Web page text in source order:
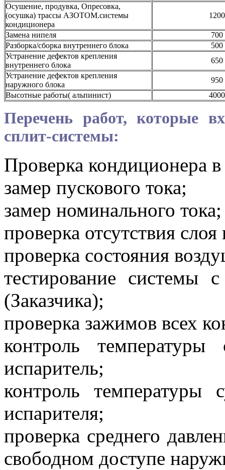
Осушение, продувка, Опресовка,
(осушка) трассы АЗОТОМ.системы
кондиционера
Замена нипеля
700
Разборка/сборка внутреннего блока
500
Устранение дефектов крепления
внутреннего блока
650
Устранение дефектов крепления
наружного блока
950
Высотные работы( альпинист)
4000
Перечень работ, которые
сплит-системы:
Проверка кондиционера
замер пускового тока;
замер номинального тока;
проверка отсутствия
проверка состояния
тестирование системы
(Заказчика);
проверка зажимов всех
контроль
испаритель;
контроль температуры
испарителя;
проверка среднего
свободном доступе